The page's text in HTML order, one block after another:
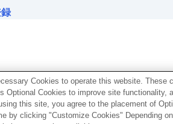
定
する
きること
と
Cookies to operate this website. These
Optional Cookies to improve site functionality,
this site, you agree to the placement of
by clicking "Customize Cookies" Depending